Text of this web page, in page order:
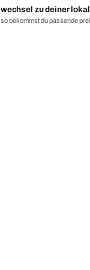
wechsel zu deiner
so bekommst du passende